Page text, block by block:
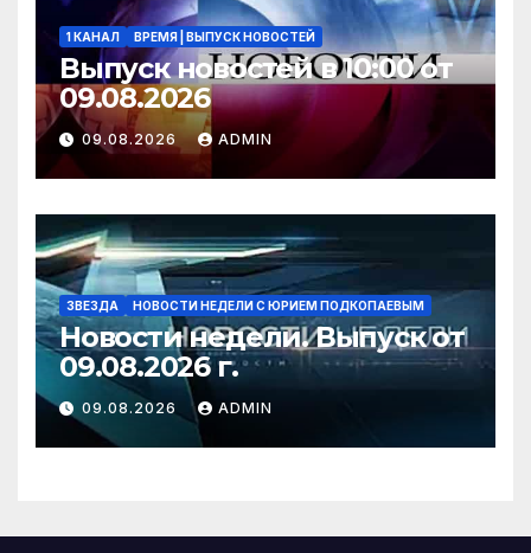
1 КАНАЛ ВРЕМЯ | ВЫПУСК НОВОСТЕЙ
Выпуск новостей в 10:00 от
09.08.2026
09.08.2026 ADMIN
ЗВЕЗДА НОВОСТИ НЕДЕЛИ С ЮРИЕМ ПОДКОПАЕВЫМ
Новости недели. Выпуск от
09.08.2026 г.
09.08.2026 ADMIN